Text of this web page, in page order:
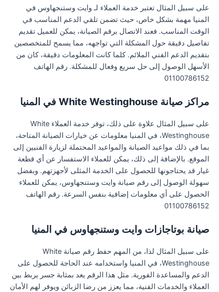
على سبيل المثال تعتبر خدمة العملاء لـ وايت وستنجهاوس في
المنيا مهمة بشكل خاص، حيث تضمن تلقي الدعم المناسب في
الوقت المناسب. فعند الاتصال برقم الصيانة، يمكن للعميل تقديم
تفاصيل دقيقة حول المشكلة التي تواجهه، مما يسمح للمتخصصين
بتقديم الدعم الفني الملائم. كلما كانت المعلومات دقيقة، كان من
الأسهل الوصول إلى حل سريع وفعال للمشكلة. رقم الهاتف
01100786152
مراكز صيانة White Westinghouse في المنيا
على سبيل المثال علاوة على ذلك، توفر خدمة العملاء White
Westinghouse، في المنيا معلومات عن خيارات الصيانة المتاحة،
بما في ذلك مواعيد الصيانة والمواعيد المحتملة لزيارة الفنيين إلى
الموقع. بالإضافة إلى ذلك، يمكن للعملاء الاستفسار عن أي قطعة
غيار قد يحتاجونها للحصول على الخدمة المثلى لأجهزتهم. وبفضل
سهولة الوصول إلى رقم صيانة وايت وستنجهاوس، يمكن للعملاء
الحصول على أي معلومات إضافية بنفس السرعة. رقم الهاتف
01100786152
صيانة بوتاجازات وايت وستنجهاوس في المنيا
على سبيل المثال لذا، من المهم حفظ رقم صيانة White
Westinghouse، في المنيا واستخدامه عند الحاجة للحصول على
الدعم والمساعدة الفورية. مثل هذا الرقم يعد بمثابة جسر يربط بين
العملاء والخدمات الفنية، مما يعزز من رضا الزبائن ويوفر لهم الأمان